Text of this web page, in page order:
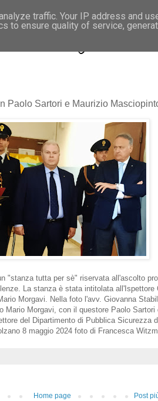
la stampa
Paolo Sartori e Maurizio
"stanza tutta per sè" riservata all'ascolto
La stanza è stata intitolata all'Ispettore
Morgavi. Nella foto l'avv. Giovanna
Mario Morgavi, con il questore Paolo Sartori
del Dipartimento di Pubblica Sicurezza
8 maggio 2024 foto di Francesca
Post
Home page
traffic. Your IP address and
to ensure quality of service,